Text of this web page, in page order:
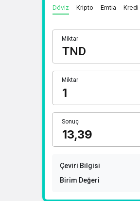
1 Euro Kaç TL ?
1 RUB Kaç TL ?
1 CNY Kaç TL ?
Döviz Kripto Emtia Kredi
Miktar
Miktar
Sonuç
Çeviri Bilgisi
Birim Değeri